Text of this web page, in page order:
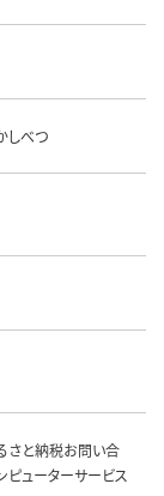
しべつ
さと納税お問い合
ピューターサービス